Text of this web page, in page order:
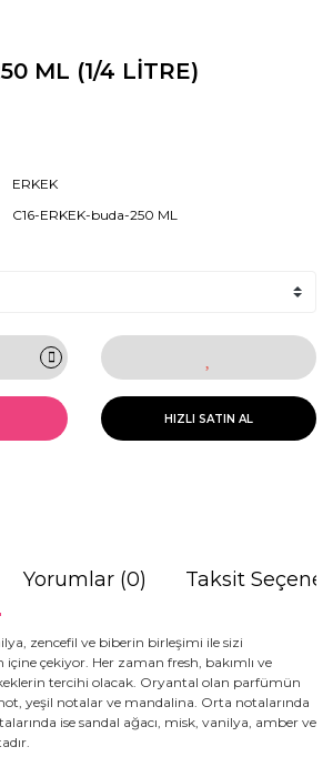
ML (1/4 LİTRE)
ERKEK
C16-ERKEK-buda-250 ML
HIZLI SATIN AL
Yorumlar (0) Taksit
zencefil ve biberin birleşimi ile sizi
çekiyor. Her zaman fresh, bakımlı ve
tercihi olacak. Oryantal olan parfümün
yeşil notalar ve mandalina. Orta notalarında
ise sandal ağacı, misk, vanilya, amber ve